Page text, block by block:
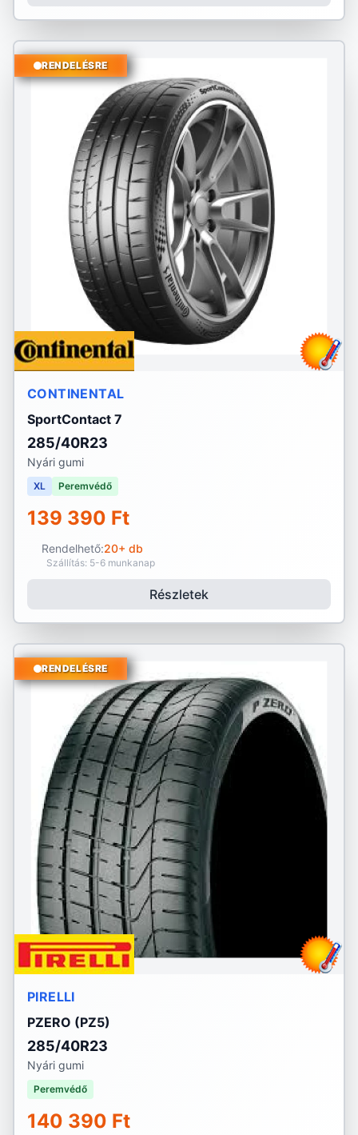
RENDELÉSRE
CONTINENTAL
SportContact 7
285/40R23
Nyári gumi
XL Peremvédő
139 390 Ft
Rendelhető:20+ db
Szállítás: 5-6 munkanap
Részletek
RENDELÉSRE
PIRELLI
PZERO (PZ5)
285/40R23
Nyári gumi
Peremvédő
140 390 Ft